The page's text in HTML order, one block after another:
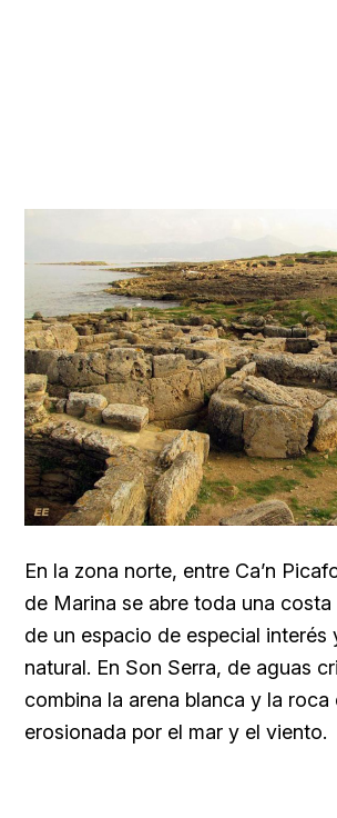
En la zona norte, entre Ca’n
de Marina se abre toda una
de un espacio de especial interés
natural. En Son Serra, de aguas
combina la arena blanca y la roca
erosionada por el mar y el viento.